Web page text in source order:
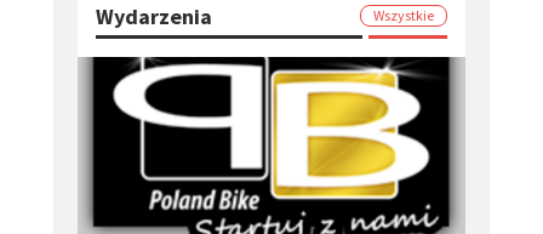
Wydarzenia Wszystkie